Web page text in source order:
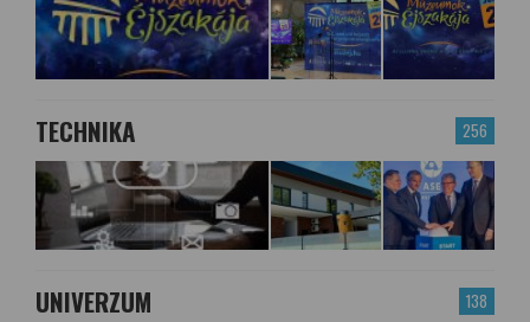
256
TECHNIKA
138
UNIVERZUM